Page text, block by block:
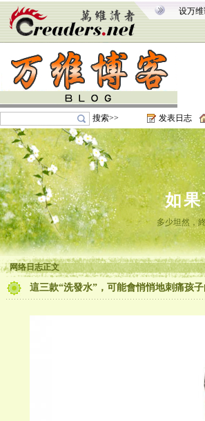
设万
搜索>> 发表日志
如
多少坦然，
网络日志正文
這三款“洗發水”，可能會悄悄地刺痛孩